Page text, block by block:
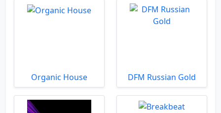
Organic House DFM Russian Gold